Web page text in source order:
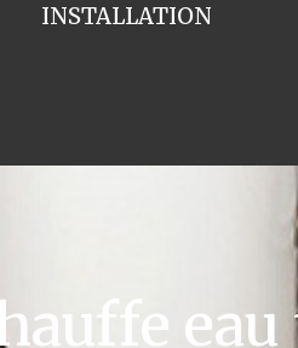
INSTALLATION